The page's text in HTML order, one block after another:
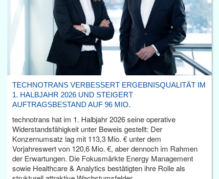
TECHNOTRANS VERBESSERT ERGEBNISQUALITÄT IM
1. HALBJAHR 2026 UND STEIGERT
AUFTRAGSBESTAND AUF 96 MIO.
technotrans hat im 1. Halbjahr 2026 seine operative
Widerstandsfähigkeit unter Beweis gestellt: Der
Konzernumsatz lag mit 113,3 Mio. € unter dem
Vorjahreswert von 120,6 Mio. €, aber dennoch im Rahmen
der Erwartungen. Die Fokusmärkte Energy Management
sowie Healthcare & Analytics bestätigten ihre Rolle als